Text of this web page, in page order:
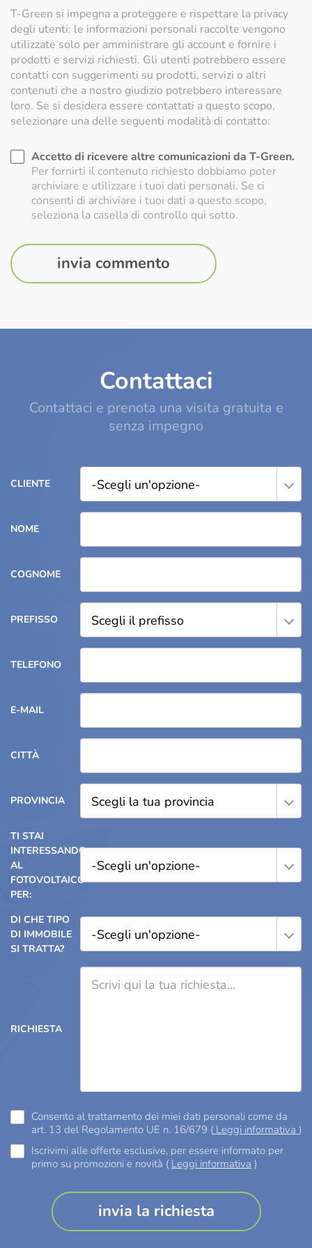
T-Green si impegna a proteggere e rispettare la privacy
degli utenti: le informazioni personali raccolte vengono
utilizzate solo per amministrare gli account e fornire i
prodotti e servizi richiesti. Gli utenti potrebbero essere
contatti con suggerimenti su prodotti, servizi o altri
contenuti che a nostro giudizio potrebbero interessare
loro. Se si desidera essere contattati a questo scopo,
selezionare una delle seguenti modalità di contatto:
Accetto di ricevere altre comunicazioni da T-Green.
Per fornirti il contenuto richiesto dobbiamo poter
archiviare e utilizzare i tuoi dati personali. Se ci
consenti di archiviare i tuoi dati a questo scopo,
seleziona la casella di controllo qui sotto.
Contattaci
Contattaci e prenota una visita gratuita e
senza impegno
CLIENTE -Scegli un'opzione-
NOME
COGNOME
PREFISSO Scegli il prefisso
TELEFONO
E-MAIL
CITTÀ
PROVINCIA Scegli la tua provincia
TI STAI
INTERESSANDO
AL
FOTOVOLTAICO
PER:
-Scegli un'opzione-
DI CHE TIPO
DI IMMOBILE
SI TRATTA?
-Scegli un'opzione-
RICHIESTA
Consento al trattamento dei miei dati personali come da
art. 13 del Regolamento UE n. 16/679 ( Leggi informativa )
Iscrivimi alle offerte esclusive, per essere informato per
primo su promozioni e novità ( Leggi informativa )